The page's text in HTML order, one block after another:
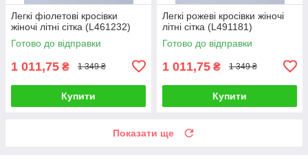
Легкі фіолетові кросівки
жіночі літні сітка (L461232)
Готово до відправки
1 011,75 ₴ 1 349 ₴
Купити
Легкі рожеві кросівки жіночі
літні сітка (L491181)
Готово до відправки
1 011,75 ₴ 1 349 ₴
Купити
Показати ще